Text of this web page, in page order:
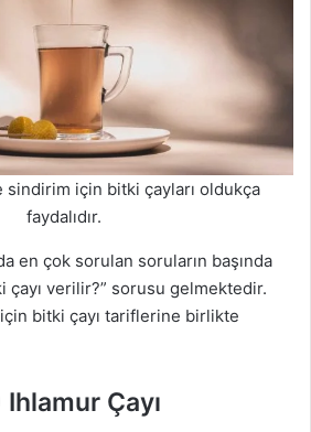
sindirim için bitki çayları oldukça
faydalıdır.
en çok sorulan soruların başında
çayı verilir?” sorusu gelmektedir.
bitki çayı tariflerine birlikte
Ihlamur Çayı